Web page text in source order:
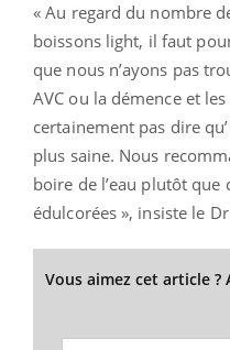
« Au regard du nombre
boissons light, il faut
que nous n’ayons pas
AVC ou la démence et
certainement pas dire
plus saine. Nous
boire de l’eau plutôt que
édulcorées », insiste le Dr
Vous aimez cet article